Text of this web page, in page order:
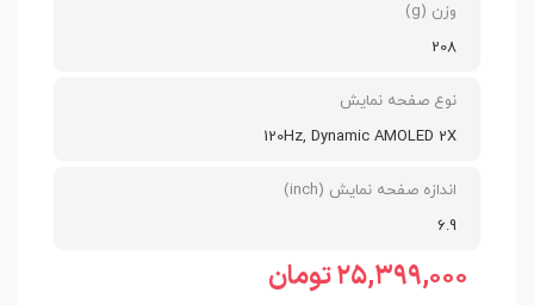
وزن (g)
208
نوع صفحه نمایش
120Hz, Dynamic AMOLED 2X
اندازه صفحه نمایش (inch)
6.9
۲۵,۳۹۹,۰۰۰تومان